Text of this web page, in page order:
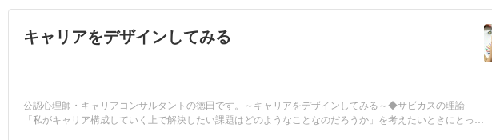
キャリアをデザインしてみる
公認心理師・キャリアコンサルタントの徳田です。～キャリアをデザインしてみる～◆サビカスの理論
「私がキャリア構成していく上で解決したい課題はどのようなことなのだろうか」を考えたいときにとっ